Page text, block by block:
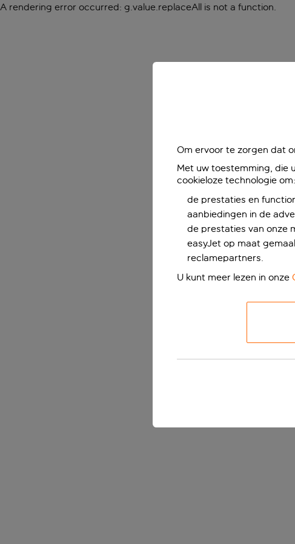
A rendering error occurred: g.value.replaceAll is not a function.
Om ervoor te zorgen dat
Met uw toestemming, die
cookieloze technologie om:
de prestaties en
aanbiedingen in de
de prestaties van onze
easyJet op maat
reclamepartners.
U kunt meer lezen in onze